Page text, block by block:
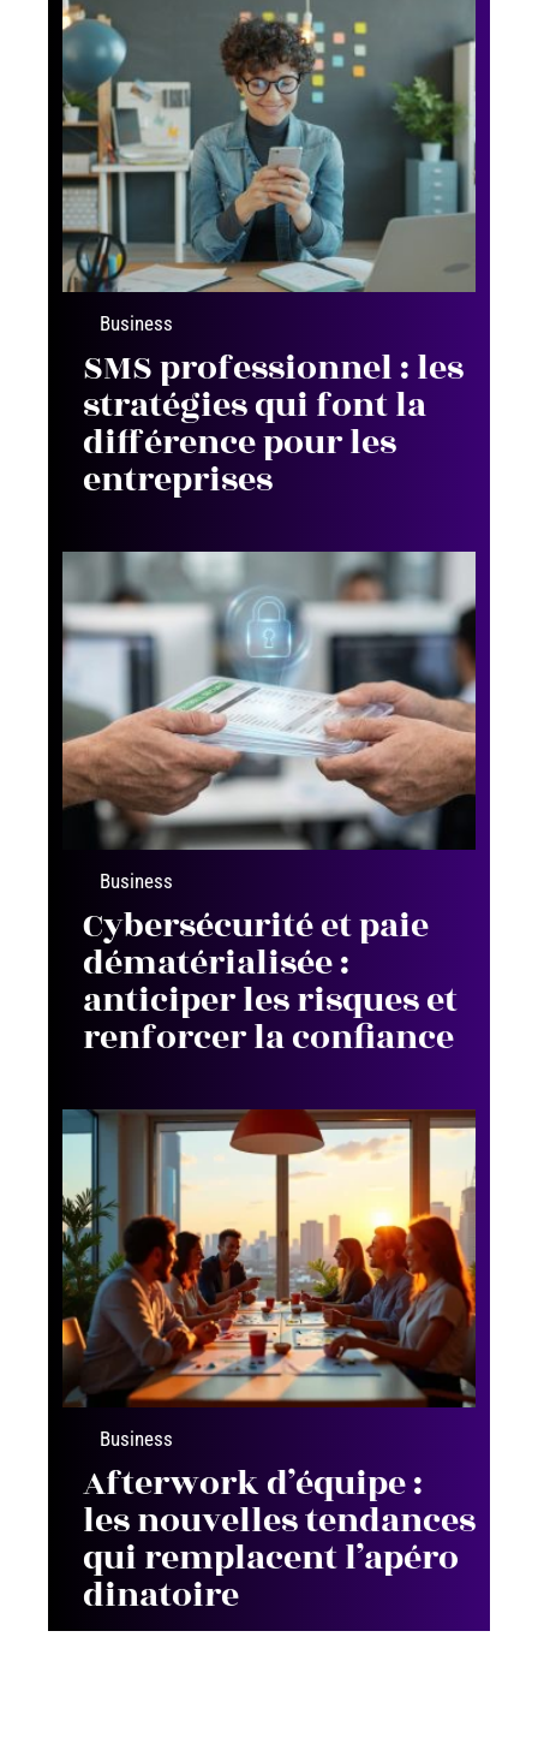
Business
SMS professionnel : les
stratégies qui font la
différence pour les
entreprises
Business
Cybersécurité et paie
dématérialisée :
anticiper les risques et
renforcer la confiance
Business
Afterwork d’équipe :
les nouvelles tendances
qui remplacent l’apéro
dinatoire